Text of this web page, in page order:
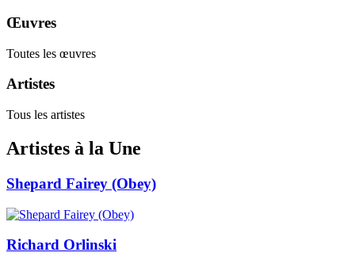
Œuvres
Toutes les œuvres
Artistes
Tous les artistes
Artistes à la Une
Shepard Fairey (Obey)
Richard Orlinski